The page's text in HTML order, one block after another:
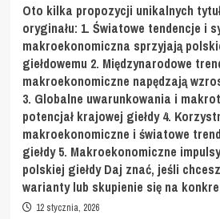
Oto kilka propozycji unikalnych
oryginału: 1. Światowe tendencje i
makroekonomiczna sprzyjają
giełdowemu 2. Międzynarodowe
makroekonomiczne napędzają
3. Globalne uwarunkowania i
potencjał krajowej giełdy 4.
makroekonomiczne i światowe
giełdy 5. Makroekonomiczne
polskiej giełdy Daj znać, jeśli
warianty lub skupienie się na
12 stycznia, 2026